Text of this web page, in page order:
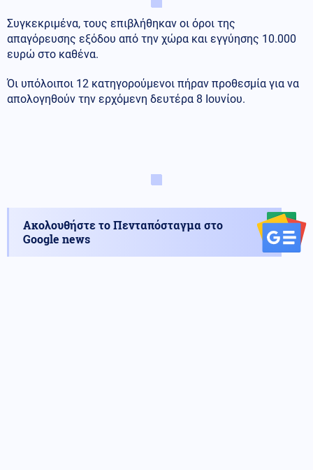
Συγκεκριμένα, τους επιβλήθηκαν οι όροι της
απαγόρευσης εξόδου από την χώρα και εγγύησης 10.000
ευρώ στο καθένα.
Όι υπόλοιποι 12 κατηγορούμενοι πήραν προθεσμία για να
απολογηθούν την ερχόμενη δευτέρα 8 Ιουνίου.
Ακολουθήστε το Πενταπόσταγμα στο
Google news